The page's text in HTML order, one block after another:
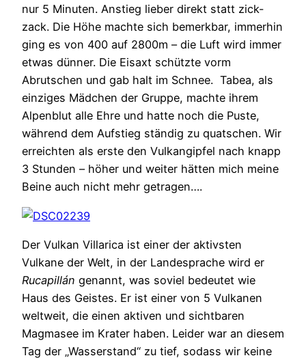
nur 5 Minuten. Anstieg lieber direkt statt zick-
zack. Die Höhe machte sich bemerkbar, immerhin
ging es von 400 auf 2800m – die Luft wird immer
etwas dünner. Die Eisaxt schützte vorm
Abrutschen und gab halt im Schnee. Tabea, als
einziges Mädchen der Gruppe, machte ihrem
Alpenblut alle Ehre und hatte noch die Puste,
während dem Aufstieg ständig zu quatschen. Wir
erreichten als erste den Vulkangipfel nach knapp
3 Stunden – höher und weiter hätten mich meine
Beine auch nicht mehr getragen….
Der Vulkan Villarica ist einer der aktivsten
Vulkane der Welt, in der Landesprache wird er
Rucapillán genannt, was soviel bedeutet wie
Haus des Geistes. Er ist einer von 5 Vulkanen
weltweit, die einen aktiven und sichtbaren
Magmasee im Krater haben. Leider war an diesem
Tag der „Wasserstand“ zu tief, sodass wir keine